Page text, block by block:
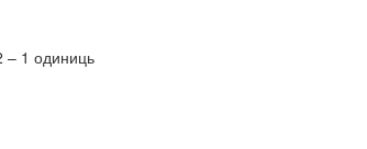
– 1 одиниць